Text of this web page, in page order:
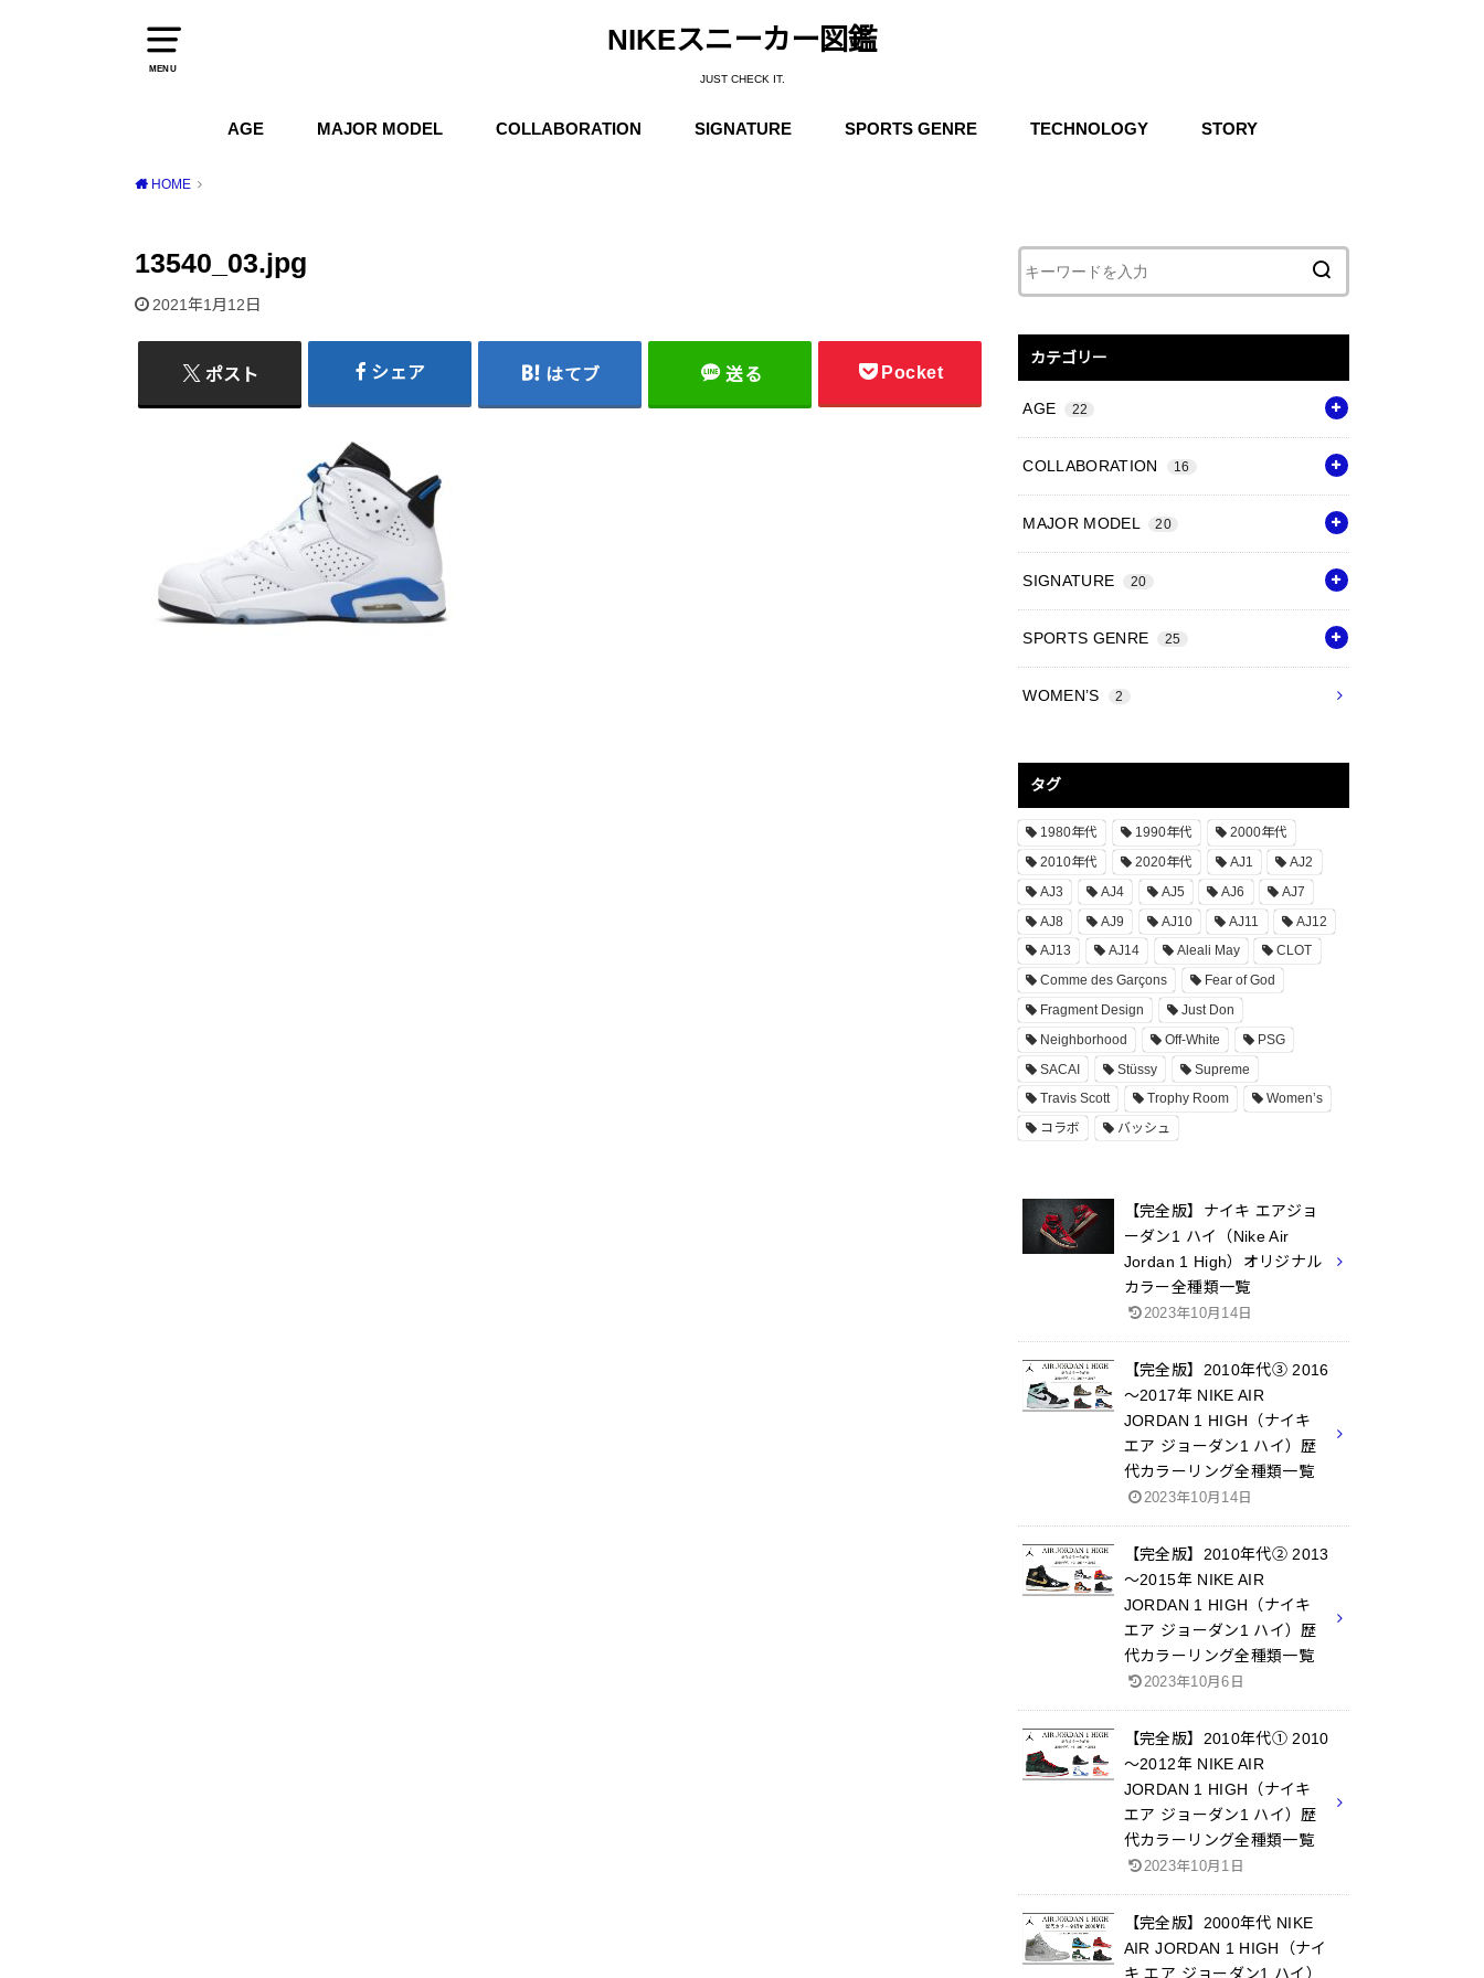
MENU
NIKEスニーカー図鑑
JUST CHECK IT.
AGE MAJOR MODEL COLLABORATION SIGNATURE SPORTS GENRE TECHNOLOGY STORY
HOME
13540_03.jpg
2021年1月12日
ポスト シェア はてブ 送る Pocket
カテゴリー
AGE 22
COLLABORATION 16
MAJOR MODEL 20
SIGNATURE 20
SPORTS GENRE 25
WOMEN’S 2
タグ
1980年代 1990年代
2000年代
2010年代
2020年代 AJ1
AJ2
AJ3
AJ4 AJ5 AJ6
AJ7
AJ8
AJ9 AJ10 AJ11
AJ12
AJ13
AJ14 Aleali May
CLOT
Comme des Garçons
Fear of God
Fragment Design
Just Don
Neighborhood
Off-White
PSG
SACAI
Stüssy
Supreme
Travis Scott
Trophy Room
Women’s
コラボ
バッシュ
【完全版】ナイキ エアジョ
ーダン1 ハイ（Nike Air
Jordan 1 High）オリジナル
カラー全種類一覧
2023年10月14日
【完全版】2010年代③ 2016
～2017年 NIKE AIR
JORDAN 1 HIGH（ナイキ
エア ジョーダン1 ハイ）歴
代カラーリング全種類一覧
2023年10月14日
【完全版】2010年代② 2013
～2015年 NIKE AIR
JORDAN 1 HIGH（ナイキ
エア ジョーダン1 ハイ）歴
代カラーリング全種類一覧
2023年10月6日
【完全版】2010年代① 2010
～2012年 NIKE AIR
JORDAN 1 HIGH（ナイキ
エア ジョーダン1 ハイ）歴
代カラーリング全種類一覧
2023年10月1日
【完全版】2000年代 NIKE
AIR JORDAN 1 HIGH（ナイ
キ エア ジョーダン1 ハイ）